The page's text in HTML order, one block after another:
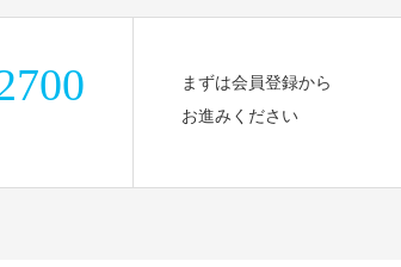
まずは会員登録から
お進みください